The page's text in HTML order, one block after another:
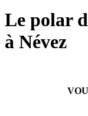
Le polar
à Névez